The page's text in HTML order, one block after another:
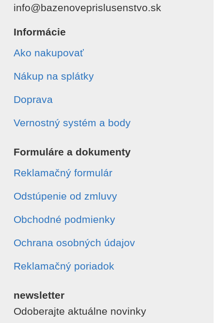
info@bazenoveprislusenstvo.sk
Informácie
Ako nakupovať
Nákup na splátky
Doprava
Vernostný systém a body
Formuláre a dokumenty
Reklamačný formulár
Odstúpenie od zmluvy
Obchodné podmienky
Ochrana osobných údajov
Reklamačný poriadok
newsletter
Odoberajte aktuálne novinky